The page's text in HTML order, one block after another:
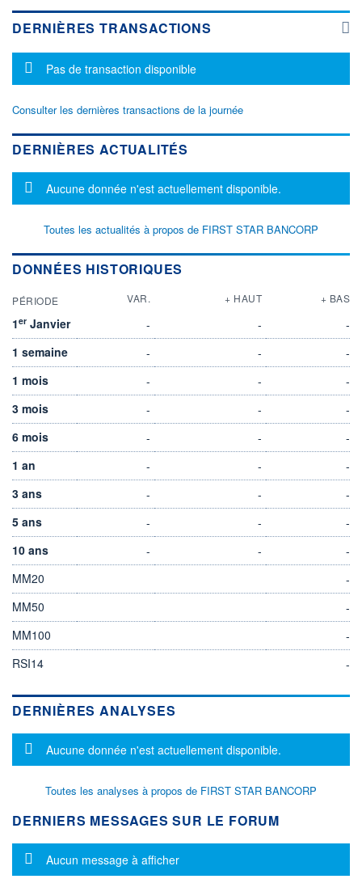
DERNIÈRES TRANSACTIONS
Message d'information
Pas de transaction disponible
Consulter les dernières transactions de la journée
DERNIÈRES ACTUALITÉS
Message d'information
Aucune donnée n'est actuellement disponible.
Toutes les actualités à propos de FIRST STAR BANCORP
DONNÉES HISTORIQUES
PÉRIODE VAR. + HAUT + BAS
1er Janvier - -
-
1 semaine
- -
-
1 mois
- -
-
3 mois
- -
-
6 mois
- -
-
1 an
- -
-
3 ans
- -
-
5 ans
- -
-
10 ans
- -
-
MM20
-
MM50
-
MM100
-
RSI14
-
DERNIÈRES ANALYSES
Message d'information
Aucune donnée n'est actuellement disponible.
Toutes les analyses à propos de FIRST STAR BANCORP
DERNIERS MESSAGES SUR LE FORUM
Message d'information
Aucun message à afficher